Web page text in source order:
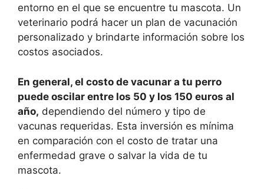
entorno en el que se encuentre tu mascota. Un
veterinario podrá hacer un plan de vacunación
personalizado y brindarte información sobre los
costos asociados.
En general, el costo de vacunar a tu perro
puede oscilar entre los 50 y los 150 euros al
año, dependiendo del número y tipo de
vacunas requeridas. Esta inversión es mínima
en comparación con el costo de tratar una
enfermedad grave o salvar la vida de tu
mascota.